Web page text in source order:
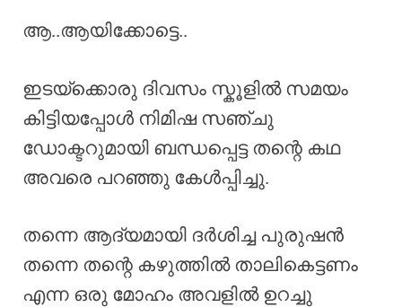
ആ..ആയിക്കോട്ടെ..
ഇടയ്ക്കൊരു ദിവസം സ്കൂളിൽ സമയം
കിട്ടിയപ്പോൾ നിമിഷ സഞ്ചു
ഡോക്ടറുമായി ബന്ധപ്പെട്ട തന്റെ കഥ
അവരെ പറഞ്ഞു കേൾപ്പിച്ചു.
തന്നെ ആദ്യമായി ദർശിച്ച പുരുഷൻ
തന്നെ തന്റെ കഴുത്തിൽ താലികെട്ടണം
എന്ന ഒരു മോഹം അവളിൽ ഉറച്ചു